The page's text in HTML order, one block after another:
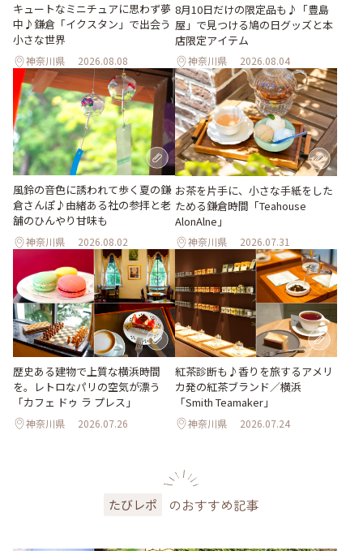
キュートなミニチュアに思わず夢
中♪鎌倉「イクスタン」で出会う
小さな世界
神奈川県 2026.08.08
8月10日だけの限定品も♪「豊島
屋」で見つける鳩の日グッズと本
店限定アイテム
神奈川県 2026.08.04
風鈴の音色に誘われて歩く夏の鎌
倉さんぽ♪由緒ある社の参拝と老
舗のひんやり甘味も
神奈川県 2026.08.02
お茶を片手に、小さな手紙をした
ためる鎌倉時間「Teahouse
AlonAlne」
神奈川県 2026.07.31
歴史ある建物で上質な横浜時間
を。レトロなパリの空気が漂う
「カフェ ドゥ ラ プレス」
神奈川県 2026.07.26
紅茶診断も♪香りを旅するアメリ
カ発の紅茶ブランド／横浜
「Smith Teamaker」
神奈川県 2026.07.24
たびレポ のおすすめ記事